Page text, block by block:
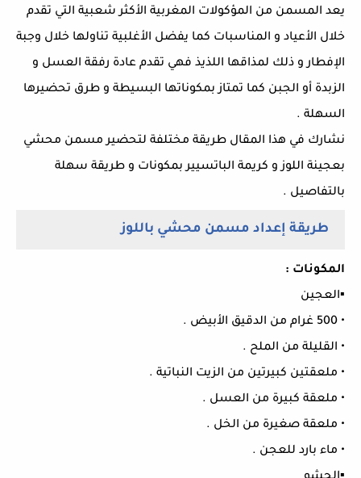
يعد المسمن من المؤكولات المغربية الأكثر شعبية التي تقدم
خلال الأعياد و المناسبات كما يفضل الأغلبية تناولها خلال وجبة
الإفطار و ذلك لمذاقها اللذيذ فهي تقدم عادة رفقة العسل و
الزبدة أو الجبن كما تمتاز بمكوناتها البسيطة و طرق تحضيرها
السهلة .
نشارك في هذا المقال طريقة مختلفة لتحضير مسمن محشي
بعجينة اللوز و كريمة الباتسيير بمكونات و طريقة سهلة
بالتفاصيل .
طريقة إعداد مسمن محشي باللوز
المكونات :
▪︎العجين
• 500 غرام من الدقيق الأبيض .
• القليلة من الملح .
• ملعقتين كبيرتين من الزيت النباتية .
• ملعقة كبيرة من العسل .
• ملعقة صغيرة من الخل .
• ماء بارد للعجن .